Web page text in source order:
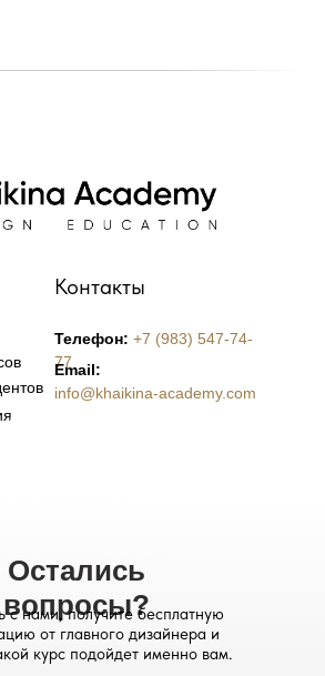
Остались
вопросы?
с нами, получите бесплатную
от главного дизайнера и
курс подойдет именно вам.
Телефон: +7 (983) 547-74-
77
Email:
info@khaikina-academy.com
Контакты